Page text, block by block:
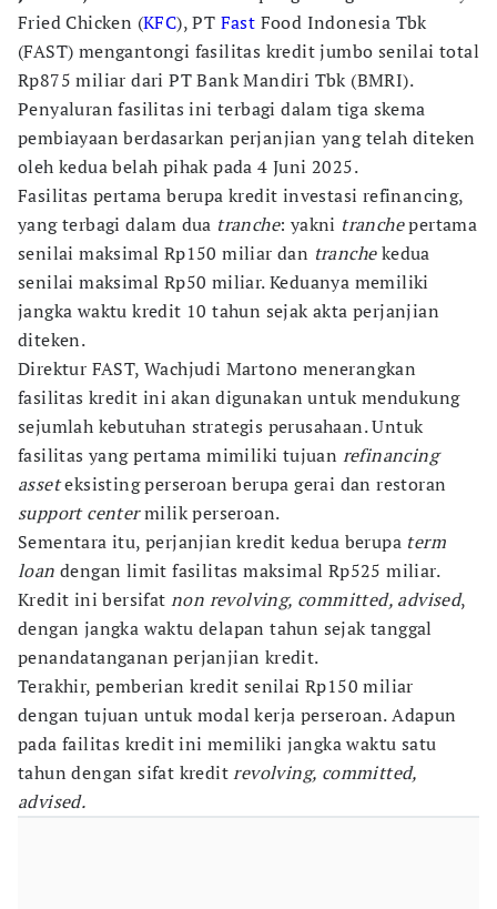
Fried Chicken (KFC), PT Fast Food Indonesia Tbk
(FAST) mengantongi fasilitas kredit jumbo senilai total
Rp875 miliar dari PT Bank Mandiri Tbk (BMRI).
Penyaluran fasilitas ini terbagi dalam tiga skema
pembiayaan berdasarkan perjanjian yang telah diteken
oleh kedua belah pihak pada 4 Juni 2025.
Fasilitas pertama berupa kredit investasi refinancing,
yang terbagi dalam dua tranche: yakni tranchepertama
senilai maksimal Rp150 miliar dan tranchekedua
senilai maksimal Rp50 miliar. Keduanya memiliki
jangka waktu kredit 10 tahun sejak akta perjanjian
diteken.
Direktur FAST, Wachjudi Martono menerangkan
fasilitas kredit ini akan digunakan untuk mendukung
sejumlah kebutuhan strategis perusahaan. Untuk
fasilitas yang pertama mimiliki tujuan refinancing
asseteksisting perseroan berupa gerai dan restoran
support centermilik perseroan.
Sementara itu, perjanjian kredit kedua berupa term
loan dengan limit fasilitas maksimal Rp525 miliar.
Kredit ini bersifatnon revolving, committed, advised,
dengan jangka waktu delapan tahun sejak tanggal
penandatanganan perjanjian kredit.
Terakhir, pemberian kredit senilai Rp150 miliar
dengan tujuan untuk modal kerja perseroan. Adapun
pada failitas kredit ini memiliki jangka waktu satu
tahun dengan sifat kreditrevolving, committed,
advised.